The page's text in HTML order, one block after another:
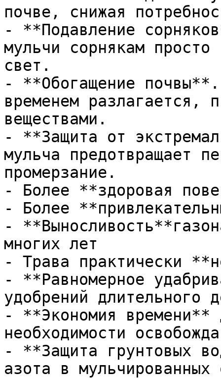
почве, снижая
- **Подавление
мульчи сорнякам
свет.
- **Обогащение почвы**.
временем разлагается,
веществами.
- **Защита от
мульча предотвращает
промерзание.
- Более **здоровая
- Более
-
многих лет
- Трава практически
- **Равномерное
удобрений длительного
- **Экономия времени**
необходимости
- **Защита грунтовых
азота в мульчированных